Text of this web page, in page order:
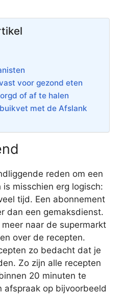
voor gezond eten
of af te halen
met de Afslank
reden om een
misschien erg logisch:
tijd. Een abonnement
dan een gemaksdienst.
naar de supermarkt
over de recepten.
zo bedacht dat je
Zo zijn alle recepten
20 minuten te
afspraak op bijvoorbeeld